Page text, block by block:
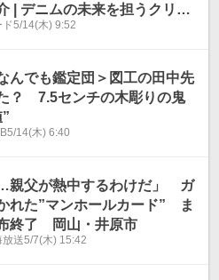
| デニムの未来を担うクリエ
に会いに行きました
ド5/14(木) 9:52
んでも鑑定団＞図工の田中先
？ 7.5センチの木彫りの鬼
5/14(木) 6:40
…親父が熱中するわけだ」 ガ
れた”マンホールカード” ま
終了 岡山・井原市
放送5/7(木) 15:42